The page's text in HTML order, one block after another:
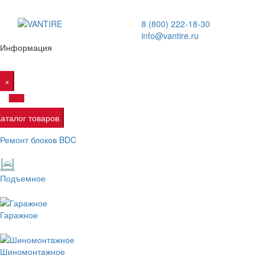
8 (800) 222-18-30
info@vantire.ru
Информация
×
товаров
Ремонт блоков BDC
Подъемное
Гаражное
Шиномонтажное